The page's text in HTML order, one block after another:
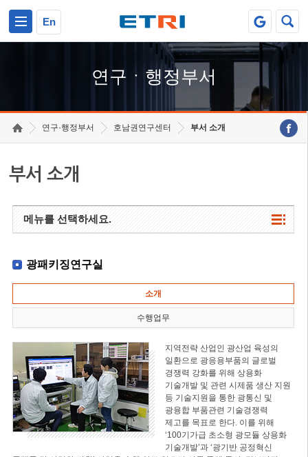
En
연구ㆍ행정부서
연구·행정부서 호남권연구센터 부서 소개
부서 소개
메뉴를 선택하세요.
광패키징연구실
소개
수행업무
지역전략 산업인 광산업 육성의
일환으로 광응용부품의 글로벌
경쟁력 강화를 위해 상용화
기술개발 및 관련 시제품 생산 지원
등 기술지원을 통한 광통신 및
광융합 부품관련 기술경쟁력
제고를 목표로 한다. 이를 위해
‘100기가급 초소형 광모듈 상용화
기술개발’과 ‘광기반 공정혁신